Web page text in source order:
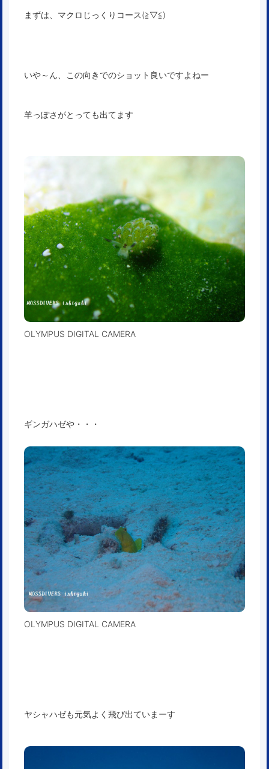
まずは、マクロじっくりコース(≧▽≦)
いや～ん、この向きでのショット良いですよねー
羊っぽさがとっても出てます
OLYMPUS DIGITAL CAMERA
ギンガハゼや・・・
OLYMPUS DIGITAL CAMERA
ヤシャハゼも元気よく飛び出ていまーす